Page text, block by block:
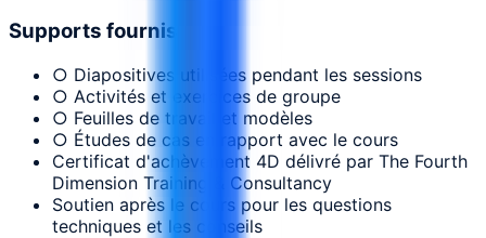
Supports fournis
○ Diapositives utilisées pendant les sessions
○ Activités et exercices de groupe
○ Feuilles de travail et modèles
○ Études de cas en rapport avec le cours
Certificat d'achèvement 4D délivré par The Fourth
Dimension Training & Consultancy
Soutien après le cours pour les questions
techniques et les conseils